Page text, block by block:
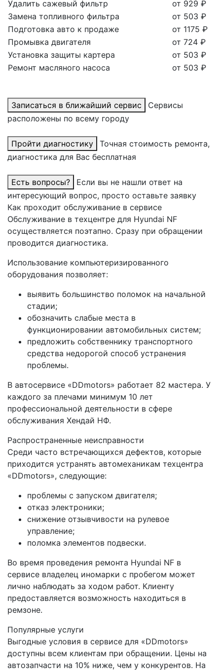
Удалить сажевый фильтр
от 929 ₽
Замена топливного фильтра
от 503 ₽
Подготовка авто к продаже
от 1175 ₽
Промывка двигателя
от 724 ₽
Установка защиты картера
от 503 ₽
Ремонт масляного насоса
от 503 ₽
Записаться в ближайший сервис
Сервисы
расположены по всему городу
Пройти диагностику
Точная стоимость ремонта,
диагностика для Вас бесплатная
Есть вопросы?
Если вы не нашли ответ на
интересующий вопрос, просто оставьте заявку
Как проходит обслуживание в сервисе
Обслуживание в техцентре для Hyundai NF
осуществляется поэтапно. Сразу при обращении
проводится диагностика.
Использование компьютеризированного
оборудования позволяет:
выявить большинство поломок на начальной
стадии;
обозначить слабые места в
функционировании автомобильных систем;
предложить собственнику транспортного
средства недорогой способ устранения
проблемы.
В автосервисе «DDmotors» работает 82 мастера. У
каждого за плечами минимум 10 лет
профессиональной деятельности в сфере
обслуживания Хендай НФ.
Распространенные неисправности
Среди часто встречающихся дефектов, которые
приходится устранять автомеханикам техцентра
«DDmotors», следующие:
проблемы с запуском двигателя;
отказ электроники;
снижение отзывчивости на рулевое
управление;
поломка элементов подвески.
Во время проведения ремонта Hyundai NF в
сервисе владелец иномарки с пробегом может
лично наблюдать за ходом работ. Клиенту
предоставляется возможность находиться в
ремзоне.
Популярные услуги
Выгодные условия в сервисе для «DDmotors»
доступны всем клиентам при обращении. Цены на
автозапчасти на 10% ниже, чем у конкурентов. На